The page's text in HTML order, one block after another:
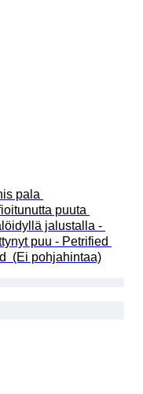
pala
puuta
jalustalla -
puu - Petrified
(Ei pohjahintaa)